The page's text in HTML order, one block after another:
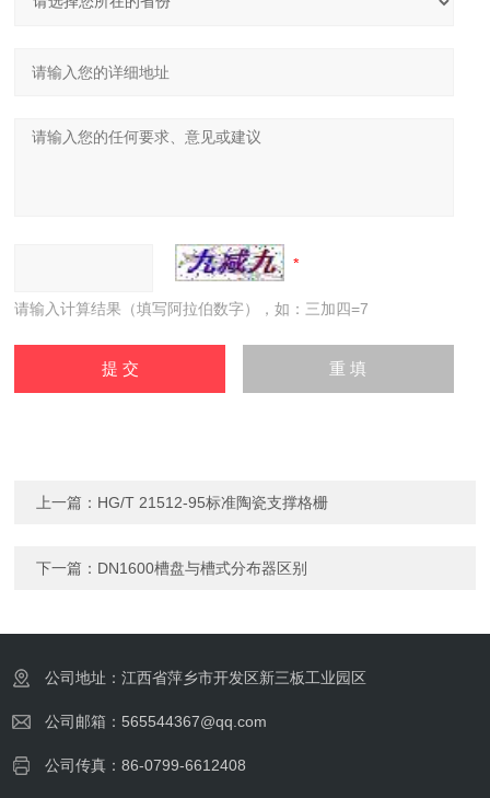
请输入计算结果（填写阿拉伯数字），如：三加四=7
上一篇： HG/T 21512-95标准陶瓷支撑格栅
下一篇： DN1600槽盘与槽式分布器区别
公司地址：江西省萍乡市开发区新三板工业园区
公司邮箱：565544367@qq.com
公司传真：86-0799-6612408